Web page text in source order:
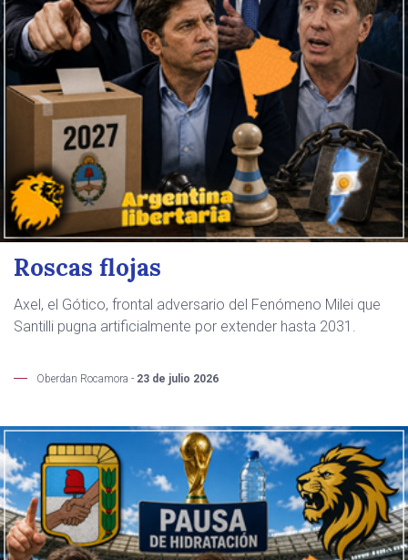
Roscas flojas
Axel, el Gótico, frontal adversario del Fenómeno Milei que
Santilli pugna artificialmente por extender hasta 2031.
Oberdan Rocamora - 23 de julio 2026